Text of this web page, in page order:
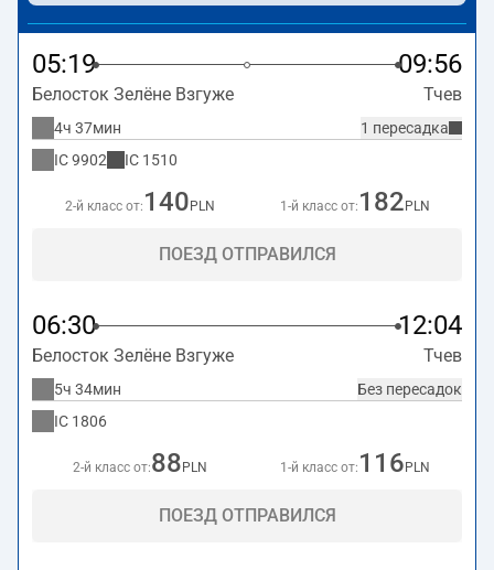
05:19 09:56
Белосток Зелёне Взгуже Тчев
1 пересадка
4ч 37мин
IC9902 IC 1510
2-й класс от: 140 PLN 1-й класс от: 182 PLN
ПОЕЗД ОТПРАВИЛСЯ
06:30 12:04
Белосток Зелёне Взгуже Тчев
Без пересадок
5ч 34мин
IC 1806
2-й класс от:88 PLN 1-й класс от: 116 PLN
ПОЕЗД ОТПРАВИЛСЯ